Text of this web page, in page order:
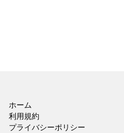
ホーム
利用規約
プライバシーポリシー